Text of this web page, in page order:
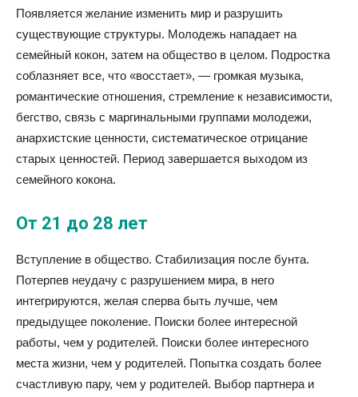
Появляется желание изменить мир и разрушить
существующие структуры. Молодежь нападает на
семейный кокон, затем на общество в целом. Подростка
соблазняет все, что «восстает», — громкая музыка,
романтические отношения, стремление к независимости,
бегство, связь с маргинальными группами молодежи,
анархистские ценности, систематическое отрицание
старых ценностей. Период завершается выходом из
семейного кокона.
От 21 до 28 лет
Вступление в общество. Стабилизация после бунта.
Потерпев неудачу с разрушением мира, в него
интегрируются, желая сперва быть лучше, чем
предыдущее поколение. Поиски более интересной
работы, чем у родителей. Поиски более интересного
места жизни, чем у родителей. Попытка создать более
счастливую пару, чем у родителей. Выбор партнера и